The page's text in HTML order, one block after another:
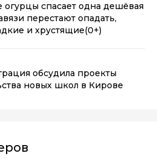
спасает одна дешёвая
перестают опадать,
и хрустящие(0+)
обсудила проекты
новых школ в Кирове